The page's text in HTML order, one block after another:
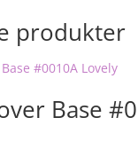
produkter
Base